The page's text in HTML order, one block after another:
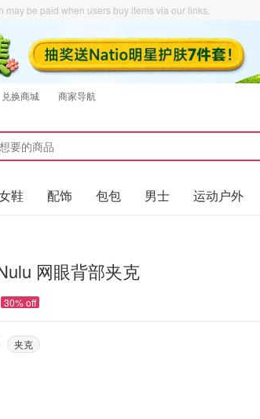
may be paid when users buy items via our links.
兑换商城 商家导航
鞋 配饰 包包 男士 运动户外
网眼背部夹克
30% off
夹克